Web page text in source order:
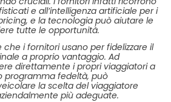
e all’intelligenza artificiale per i
e la tecnologia può aiutare le
tutte le opportunità.
che i fornitori usano per fidelizzare il
a proprio vantaggio. Ad
direttamente i propri viaggiatori a
programma fedeltà, può
la scelta del viaggiatore
più adeguate.